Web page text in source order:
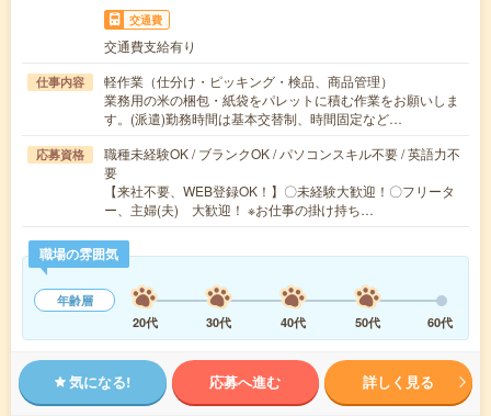
交通費
交通費支給有り
仕事内容
軽作業（仕分け・ピッキング・検品、商品管理）
業務用の米の梱包・紙袋をパレットに積む作業をお願いしま
す。(派遣)勤務時間は基本交替制、時間固定など…
応募資格
職種未経験OK / ブランクOK / パソコンスキル不要 / 英語力不
要
【来社不要、WEB登録OK！】〇未経験大歓迎！〇フリータ
ー、主婦(夫) 大歓迎！ ※お仕事の掛け持ち…
職場の雰囲気
年齢層
20代
30代 40代 50代 60代
気になる! 応募へ進む 詳しく見る